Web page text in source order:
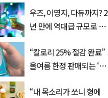
우즈, 이영지, 다듀까지? 2
년 만에 역대급 규모로 돌
벌’
“칼로리 25% 절감 완료”
올여름 한정 판매되는 ‘최
“내 목소리가 쏘니 형에